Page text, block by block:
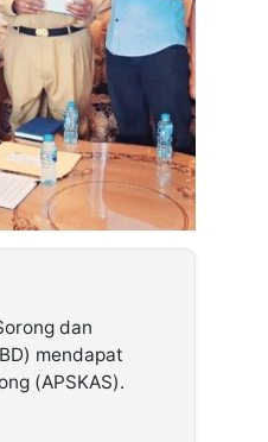
dan
mendapat
(APSKAS).